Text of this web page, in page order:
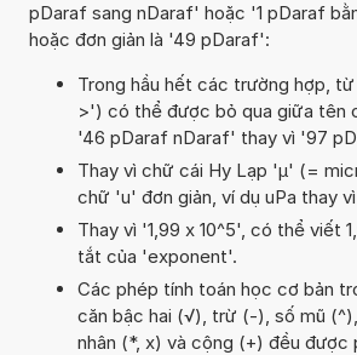
pDaraf sang nDaraf' hoặc '1 pDaraf
hoặc đơn giản là '49 pDaraf':
Trong hầu hết các trường hợp,
>') có thể được bỏ qua giữa tên
'46 pDaraf nDaraf' thay vì '97
Thay vì chữ cái Hy Lạp 'µ' (=
chữ 'u' đơn giản, ví dụ uPa thay vì
Thay vì '1,99 x 10^5', có thể viết
tắt của 'exponent'.
Các phép tính toán học cơ bản
căn bậc hai (√), trừ (-), số mũ
nhân (*, x) và cộng (+) đều được